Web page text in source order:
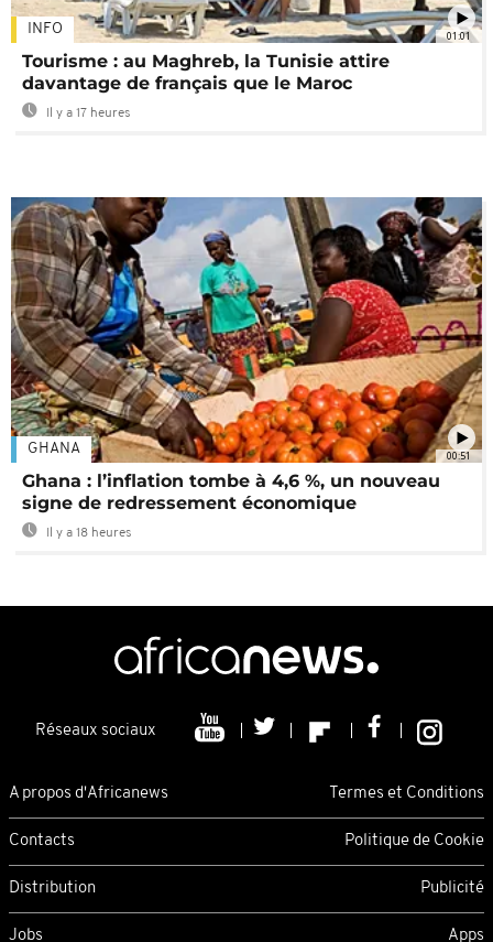
01:01
INFO
Tourisme : au Maghreb, la Tunisie attire
davantage de français que le Maroc
Il y a 17 heures
00:51
GHANA
Ghana : l’inflation tombe à 4,6 %, un nouveau
signe de redressement économique
Il y a 18 heures
Réseaux sociaux
A propos d'Africanews Termes et Conditions
Contacts Politique de Cookie
Distribution Publicité
Jobs Apps